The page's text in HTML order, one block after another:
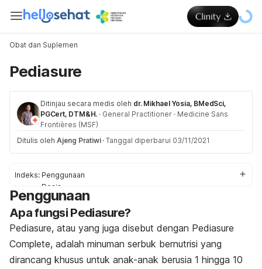
Obat dan Suplemen
Pediasure
Ditinjau secara medis oleh dr. Mikhael Yosia, BMedSci,
PGCert, DTM&H. · General Practitioner · Medicine Sans
Frontières (MSF)
Ditulis oleh Ajeng Pratiwi · Tanggal diperbarui 03/11/2021
Indeks: Penggunaan
Dosis
Peringatan
Efek Samping
Interaksi Obat
Dosis
Penggunaan
Apa fungsi Pediasure?
Pediasure, atau yang juga disebut dengan Pediasure
Complete, adalah minuman serbuk bernutrisi yang
dirancang khusus untuk anak-anak berusia 1 hingga 10